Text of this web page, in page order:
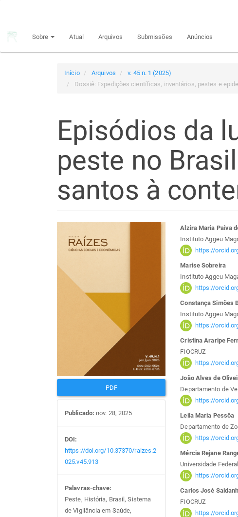
principal
Sobre Atual Arquivos Submissões Anúncios
Início Arquivos
v. 45 n. 1 (2025)
Dossiê: Expedições científicas, inventários, pestes e
Episódios da
peste no
santos à
Barra
lateral
de
artigos
PDF
Publicado: nov. 28, 2025
DOI:
https://doi.org/10.37370/raizes.2
025.v45.913
Palavras-chave:
Peste, História, Brasil, Sistema
de Vigilância em Saúde,
do
artigo
Alzira Maria Paiva
Instituto Aggeu
https://
Marise Sobreira
Instituto Aggeu
https://
Constança Simões
Instituto Aggeu
https://
Cristina Araripe
FIOCRUZ
https://
João Alves de
Departamento de
https://
Leila Maria Pessôa
Departamento de
https://
Mércia Rejane
Universidade
https://
Carlos José
FIOCRUZ
https://